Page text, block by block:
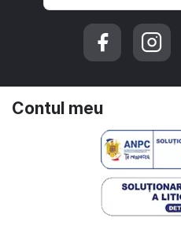
Contul meu